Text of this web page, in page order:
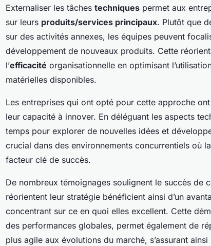
Externaliser les tâches techniques permet aux
sur leurs produits/services principaux. Plutôt que
sur des activités annexes, les équipes peuvent
développement de nouveaux produits. Cette
l’efficacité organisationnelle en optimisant
matérielles disponibles.
Les entreprises qui ont opté pour cette approche
leur capacité à innover. En déléguant les aspects
temps pour explorer de nouvelles idées et
crucial dans des environnements concurrentiels où
facteur clé de succès.
De nombreux témoignages soulignent le succès de
réorientent leur stratégie bénéficient ainsi d’un
concentrant sur ce en quoi elles excellent. Cette
des performances globales, permet également de
plus agile aux évolutions du marché, s’assurant